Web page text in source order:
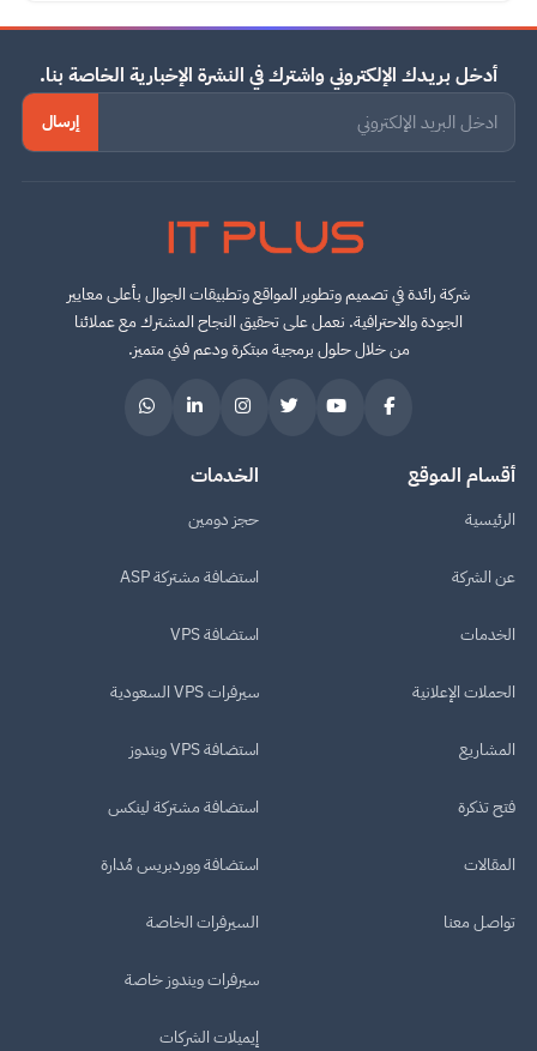
أدخل بريدك الإلكتروني واشترك في النشرة الإخبارية الخاصة بنا.
إرسال
IT PLUS
شركة رائدة في تصميم وتطوير المواقع وتطبيقات الجوال بأعلى معايير
الجودة والاحترافية. نعمل على تحقيق النجاح المشترك مع عملائنا
من خلال حلول برمجية مبتكرة ودعم فني متميز.
أقسام الموقع
الرئيسية
عن الشركة
الخدمات
الحملات الإعلانية
المشاريع
فتح تذكرة
المقالات
تواصل معنا
الخدمات
حجز دومين
استضافة مشتركة ASP
استضافة VPS
سيرفرات VPS السعودية
استضافة VPS ويندوز
استضافة مشتركة لينكس
استضافة ووردبريس مُدارة
السيرفرات الخاصة
سيرفرات ويندوز خاصة
إيميلات الشركات